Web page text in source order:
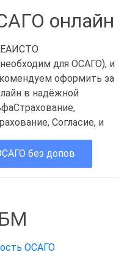
онлайн
ЕАИСТО
для ОСАГО), и
оформить за
в надёжной
Согласие, и
без допов
ОСАГО